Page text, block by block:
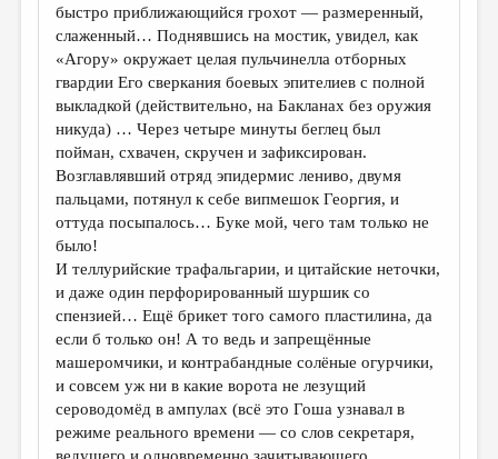
быстро приближающийся грохот — размеренный,
слаженный… Поднявшись на мостик, увидел, как
«Агору» окружает целая пульчинелла отборных
гвардии Его сверкания боевых эпителиев с полной
выкладкой (действительно, на Бакланах без оружия
никуда) … Через четыре минуты беглец был
пойман, схвачен, скручен и зафиксирован.
Возглавлявший отряд эпидермис лениво, двумя
пальцами, потянул к себе випмешок Георгия, и
оттуда посыпалось… Буке мой, чего там только не
было!
И теллурийские трафальгарии, и цитайские неточки,
и даже один перфорированный шуршик со
спензией… Ещё брикет того самого пластилина, да
если б только он! А то ведь и запрещённые
машеромчики, и контрабандные солёные огурчики,
и совсем уж ни в какие ворота не лезущий
сероводомёд в ампулах (всё это Гоша узнавал в
режиме реального времени — со слов секретаря,